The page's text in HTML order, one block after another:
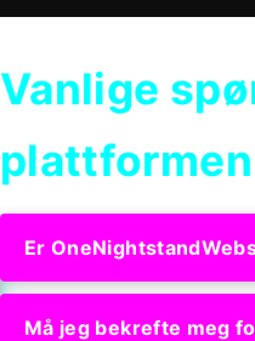
Vanlige
plattformen
Er
Må jeg bekrefte meg